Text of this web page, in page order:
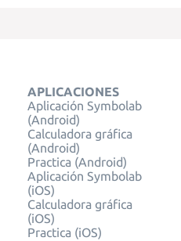
APLICACIONES
Aplicación Symbolab
(Android)
Calculadora gráfica
(Android)
Practica (Android)
Aplicación Symbolab
(iOS)
Calculadora gráfica
(iOS)
Practica (iOS)